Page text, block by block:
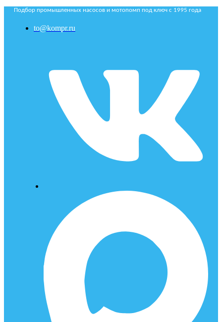
Подбор промышленных насосов и мотопомп под ключ с 1995 года
to@kompr.ru